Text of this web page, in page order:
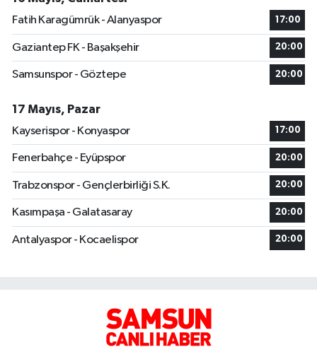
Fatih Karagümrük - Alanyaspor
17:00
Gaziantep FK - Başakşehir 20:00
Samsunspor - Göztepe 20:00
17 Mayıs, Pazar
Kayserispor - Konyaspor
17:00
Fenerbahçe - Eyüpspor 20:00
Trabzonspor - Gençlerbirliği S.K. 20:00
Kasımpaşa - Galatasaray 20:00
Antalyaspor - Kocaelispor 20:00